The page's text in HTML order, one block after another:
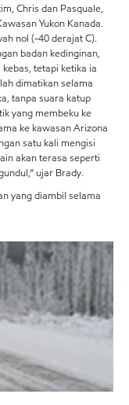
Chris dan Pasquale,
Yukon Kanada.
nol (-40 derajat C).
badan kedinginan,
tetapi ketika ia
dimatikan selama
tanpa suara katup
yang membeku ke
ke kawasan Arizona
satu kali mengisi
akan terasa seperti
ujar Brady.
yang diambil selama